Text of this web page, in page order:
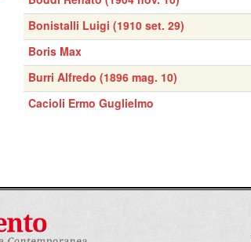
Bonistalli Luigi (1910 set. 29)
Boris Max
Burri Alfredo (1896 mag. 10)
Cacioli Ermo Guglielmo